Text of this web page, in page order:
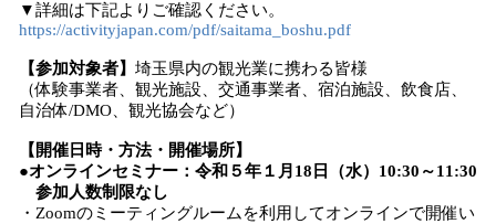
▼詳細は下記よりご確認ください。
https://activityjapan.com/pdf/saitama_boshu.pdf
【参加対象者】 埼玉県内の観光業に携わる皆様
（体験事業者、観光施設、交通事業者、宿泊施設、飲食店、
自治体/DMO、観光協会など）
【開催日時・方法・開催場所】
●オンラインセミナー：令和５年１月18日（水）10:30～11:30
参加人数制限なし
・Zoomのミーティングルームを利用してオンラインで開催い